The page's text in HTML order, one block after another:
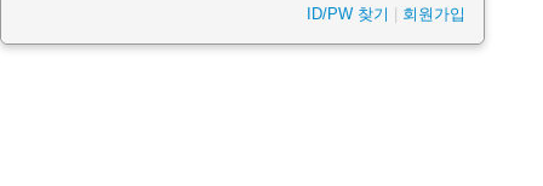
ID/PW 찾기 회원가입